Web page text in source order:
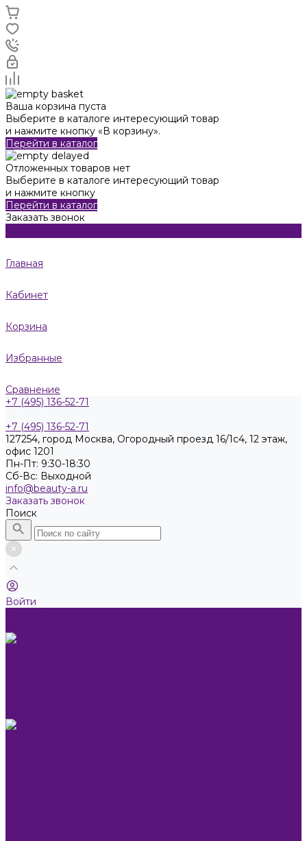
Ваша корзина пуста
Выберите в каталоге интересующий товар
и нажмите кнопку «В корзину».
Перейти в каталог
Отложенных товаров нет
Выберите в каталоге интересующий товар
и нажмите кнопку
Перейти в каталог
Заказать звонок
Главная
Кабинет
Корзина
Избранные
Сравнение
+7 (495) 136-52-71
+7 (495) 136-52-71
127254, город Москва, Огородный проезд 16/1с4, 12 этаж,
офис 1201
Пн-Пт: 9:30-18:30
Cб-Вс: Выходной
info@beauty-a.ru
Заказать звонок
Поиск
Войти